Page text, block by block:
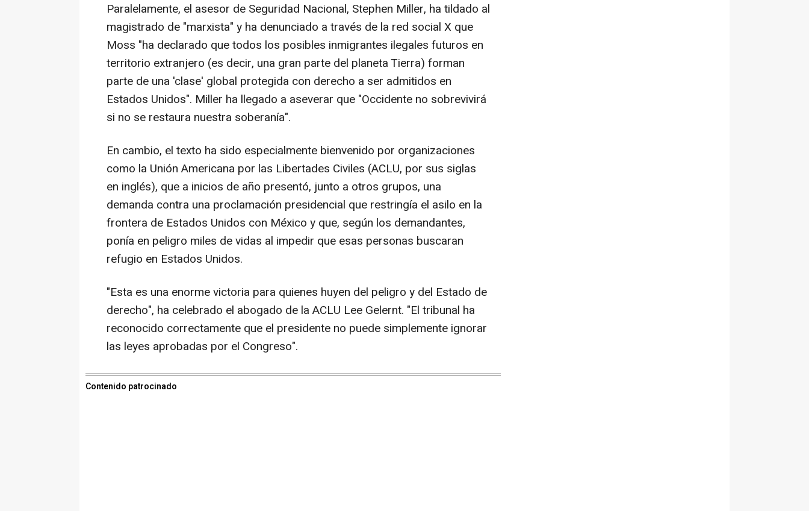
Paralelamente, el asesor de Seguridad Nacional, Stephen Miller, ha tildado al
magistrado de "marxista" y ha denunciado a través de la red social X que
Moss "ha declarado que todos los posibles inmigrantes ilegales futuros en
territorio extranjero (es decir, una gran parte del planeta Tierra) forman
parte de una 'clase' global protegida con derecho a ser admitidos en
Estados Unidos". Miller ha llegado a aseverar que "Occidente no sobrevivirá
si no se restaura nuestra soberanía".
En cambio, el texto ha sido especialmente bienvenido por organizaciones
como la Unión Americana por las Libertades Civiles (ACLU, por sus siglas
en inglés), que a inicios de año presentó, junto a otros grupos, una
demanda contra una proclamación presidencial que restringía el asilo en la
frontera de Estados Unidos con México y que, según los demandantes,
ponía en peligro miles de vidas al impedir que esas personas buscaran
refugio en Estados Unidos.
"Esta es una enorme victoria para quienes huyen del peligro y del Estado de
derecho", ha celebrado el abogado de la ACLU Lee Gelernt. "El tribunal ha
reconocido correctamente que el presidente no puede simplemente ignorar
las leyes aprobadas por el Congreso".
Contenido patrocinado